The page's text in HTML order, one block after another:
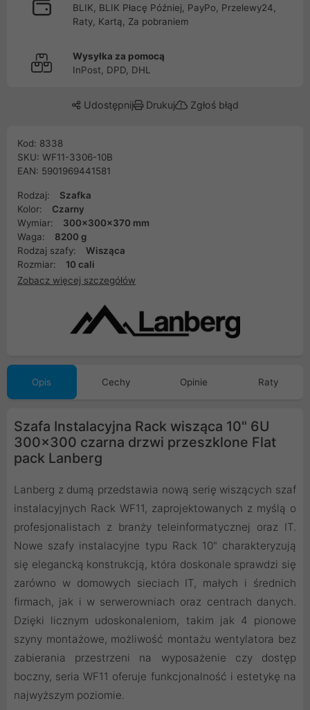
BLIK, BLIK Płacę Później, PayPo, Przelewy24,
Raty, Kartą, Za pobraniem
Wysyłka za pomocą
InPost, DPD, DHL
Udostępnij Drukuj Zgłoś błąd
Kod: 8338
SKU: WF11-3306-10B
EAN: 5901969441581
Rodzaj:
Szafka
Kolor:
Czarny
Wymiar:
300x300x370 mm
Waga:
8200 g
Rodzaj szafy:
Wisząca
Rozmiar:
10 cali
Zobacz więcej szczegółów
Opis Cechy Opinie Raty
Szafa Instalacyjna Rack wisząca 10" 6U
300x300 czarna drzwi przeszklone Flat
pack Lanberg
Lanberg z dumą przedstawia nową serię wiszących szaf
instalacyjnych Rack WF11, zaprojektowanych z myślą o
profesjonalistach z branży teleinformatycznej oraz IT.
Nowe szafy instalacyjne typu Rack 10" charakteryzują
się elegancką konstrukcją, która doskonale sprawdzi się
zarówno w domowych sieciach IT, małych i średnich
firmach, jak i w serwerowniach oraz centrach danych.
Dzięki licznym udoskonaleniom, takim jak 4 pionowe
szyny montażowe, możliwość montażu wentylatora bez
zabierania przestrzeni na wyposażenie czy dostęp
boczny, seria WF11 oferuje funkcjonalność i estetykę na
najwyższym poziomie.